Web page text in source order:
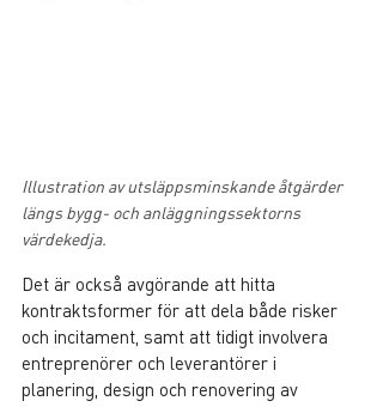
Illustration av utsläppsminskande åtgärder
längs bygg- och anläggningssektorns
värdekedja.
Det är också avgörande att hitta
kontraktsformer för att dela både risker
och incitament, samt att tidigt involvera
entreprenörer och leverantörer i
planering, design och renovering av